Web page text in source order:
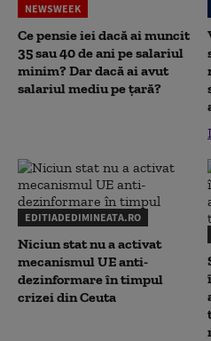
NEWSWEEK
Ce pensie iei dacă ai muncit
35 sau 40 de ani pe salariul
minim? Dar dacă ai avut
salariul mediu pe țară?
EDITIADEDIMINEATA.RO
Niciun stat nu a activat
mecanismul UE anti-
dezinformare în timpul
crizei din Ceuta